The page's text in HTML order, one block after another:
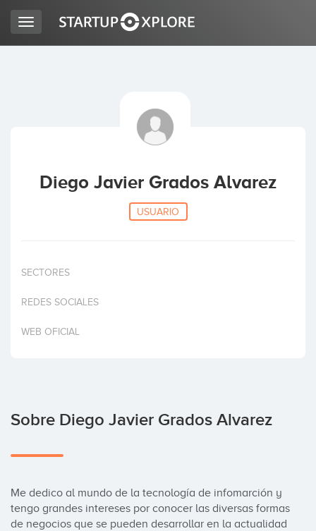
ACCESO
Invertir
Toggle
navigation
Diego Javier Grados Alvarez
USUARIO
SECTORES
REDES SOCIALES
WEB OFICIAL
Sobre Diego Javier Grados Alvarez
Me dedico al mundo de la tecnología de infomarción y
tengo grandes intereses por conocer las diversas formas
de negocios que se pueden desarrollar en la actualidad